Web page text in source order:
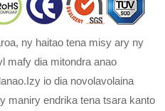
ny haitao tena misy ary ny
mafy dia mitondra anao
io dia novolavolaina
maniry endrika tena tsara kanto